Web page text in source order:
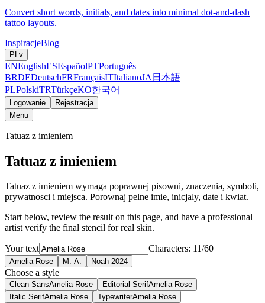
Convert short words, initials, and dates into minimal dot-and-dash
tattoo layouts.
InspiracjeBlog
PLv
ENEnglishESEspañolPTPortuguês
BRDEDeutschFRFrançaisITItalianoJA 日本語
PLPolskiTRTürkçeKO한국어
Logowanie
Rejestracja
Menu
Tatuaz z imieniem
Tatuaz z imieniem
Tatuaz z imieniem wymaga poprawnej pisowni, znaczenia, symboli,
prywatnosci i miejsca. Porownaj pelne imie, inicjaly, date i kwiat.
Start below, review the result on this page, and have a professional
artist verify the final stencil for real skin.
Your text Characters: 11/60
Amelia Rose M. A. Noah 2024
Choose a style
Clean SansAmelia Rose Editorial SerifAmelia Rose
Italic SerifAmelia Rose TypewriterAmelia Rose